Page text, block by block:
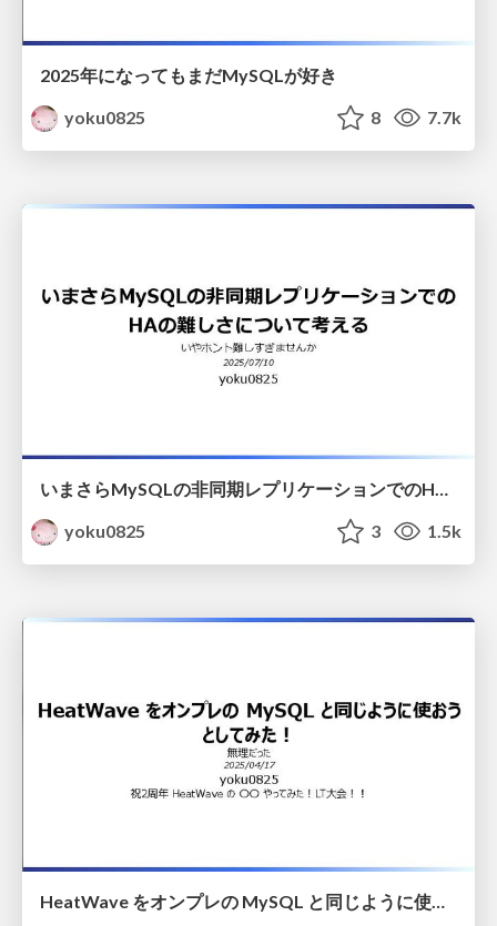
2025年になってもまだMySQLが好き
yoku0825
8 7.7k
いまさらMySQLの非同期レプリケーションでのHAの難しさについて考える
yoku0825
3 1.5k
HeatWave をオンプレの MySQL と同じように使おうとしてみた！